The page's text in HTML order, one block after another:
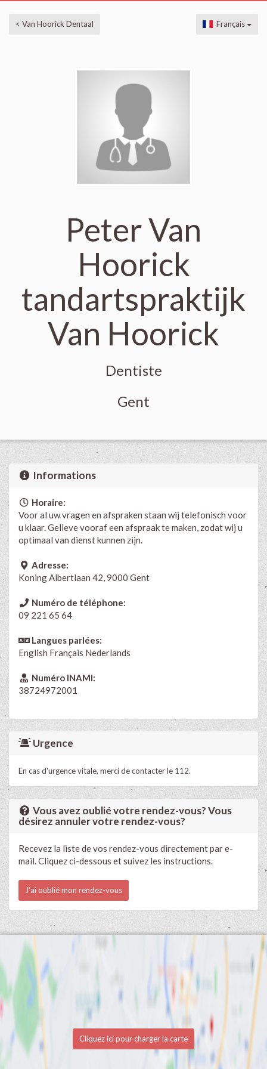
< Van Hoorick Dentaal Français
Peter Van
Hoorick
tandartspraktijk
Van Hoorick
Dentiste
Gent
Informations
Horaire:
Voor al uw vragen en afspraken staan wij telefonisch voor
u klaar. Gelieve vooraf een afspraak te maken, zodat wij u
optimaal van dienst kunnen zijn.
Adresse:
Koning Albertlaan 42, 9000 Gent
Numéro de téléphone:
09 221 65 64
Langues parlées:
English Français Nederlands
Numéro INAMI:
38724972001
Urgence
En cas d'urgence vitale, merci de contacter le 112.
Vous avez oublié votre rendez-vous? Vous
désirez annuler votre rendez-vous?
Recevez la liste de vos rendez-vous directement par e-
mail. Cliquez ci-dessous et suivez les instructions.
J'ai oublié mon rendez-vous
Cliquez ici pour charger la carte